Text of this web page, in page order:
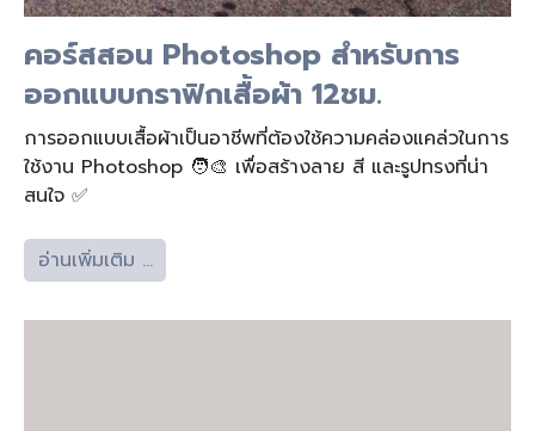
คอร์สสอน Photoshop สำหรับการ
ออกแบบกราฟิกเสื้อผ้า 12ชม.
การออกแบบเสื้อผ้าเป็นอาชีพที่ต้องใช้ความคล่องแคล่วในการ
ใช้งาน Photoshop 🧑‍🎨 เพื่อสร้างลาย สี และรูปทรงที่น่า
สนใจ ✅
อ่านเพิ่มเติม …